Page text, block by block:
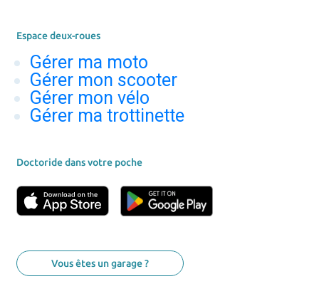
Espace deux-roues
Gérer ma moto
Gérer mon scooter
Gérer mon vélo
Gérer ma trottinette
Doctoride dans votre poche
Vous êtes un garage ?